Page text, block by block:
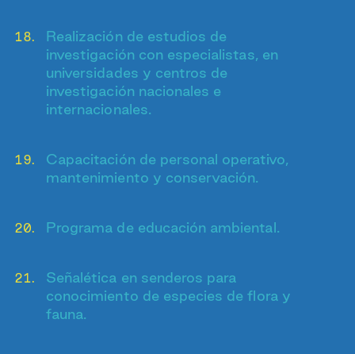
Realización de estudios de
investigación con especialistas, en
universidades y centros de
investigación nacionales e
internacionales.
Capacitación de personal operativo,
mantenimiento y conservación.
Programa de educación ambiental.
Señalética en senderos para
conocimiento de especies de flora y
fauna.